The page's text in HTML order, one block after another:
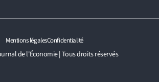
de l'Économie | Tous droits réservés
Mentions légalesConfidentialité